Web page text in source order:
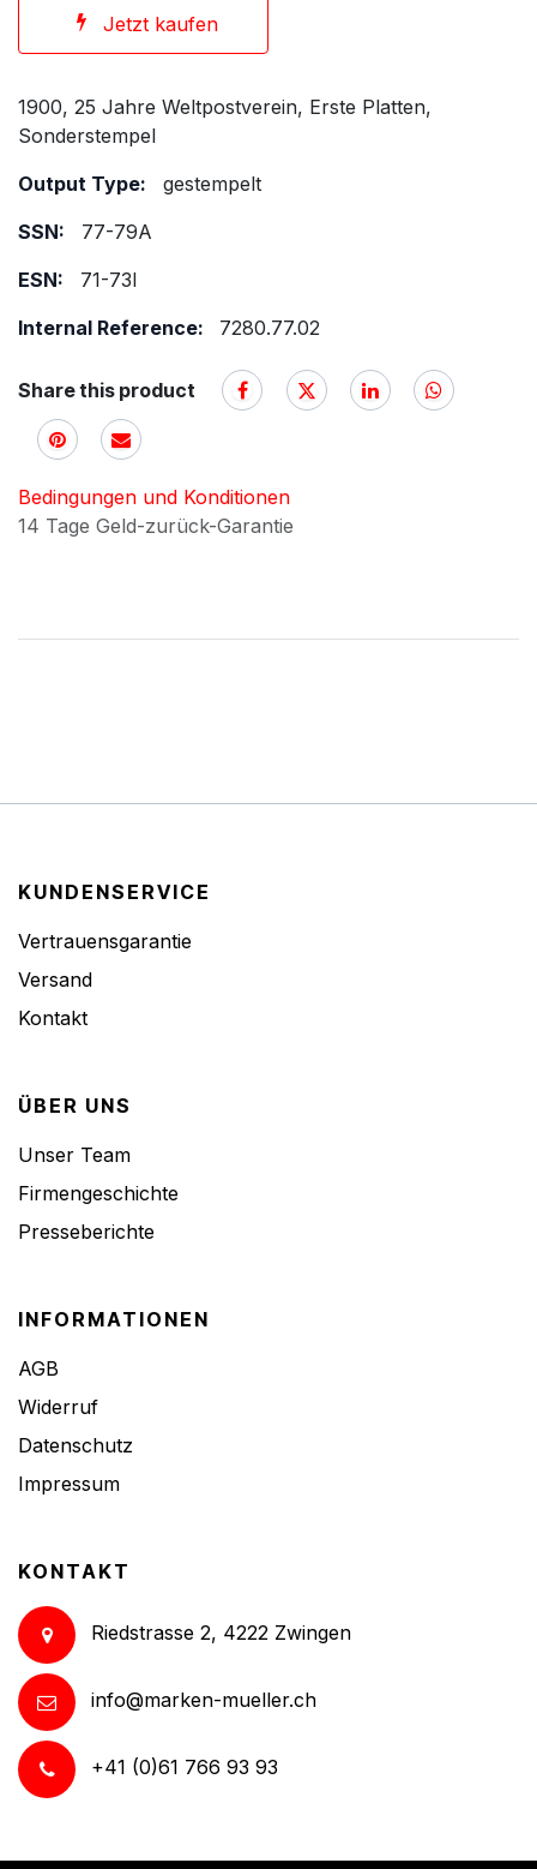
Jetzt kaufen
1900, 25 Jahre Weltpostverein, Erste Platten,
Sonderstempel
Output Type:
gestempelt
SSN:
77-79A
ESN:
71-73I
Internal Reference:
7280.77.02
Share this product
Bedingungen und Konditionen
14 Tage Geld-zurück-Garantie
KUNDENSERVICE
Vertrauensgarantie
Versand
Kontakt
ÜBER UNS
Unser Team
Firmengeschichte
Presseberichte
INFORMATIONEN
AGB
Widerruf
Datenschutz
Impressum
KONTAKT
Riedstrasse 2, 4222 Zwingen
info@marken-mueller.ch
+41 (0)61 766 93 93